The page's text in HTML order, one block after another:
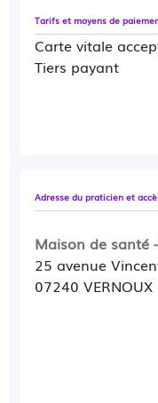
par la sage-
prennent
délai d'environ 3
liste d'attente et
pourrons vous
En cas
Le Dr de
grossesse, y
trimestrielles
Tarifs et moyens de
Carte vitale
Tiers payant
Adresse du praticien et
Maison de santé
25 avenue
07240 VERNOUX